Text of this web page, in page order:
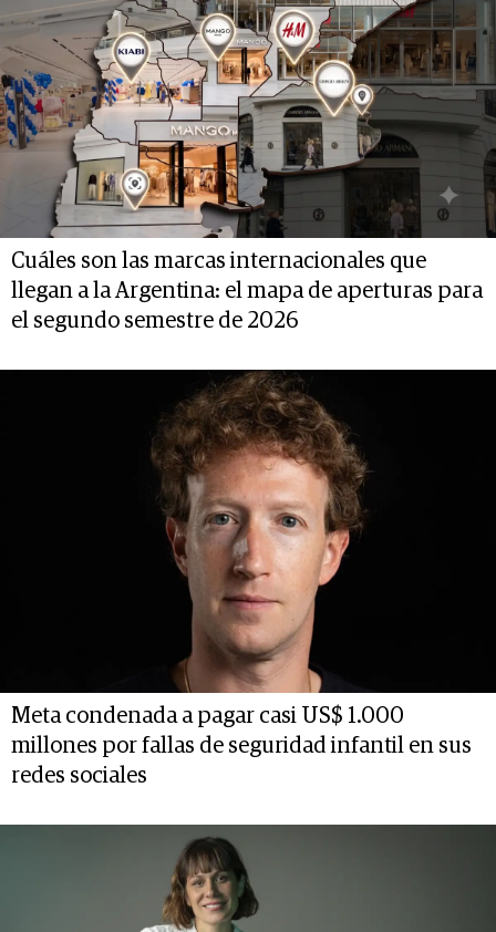
Cuáles son las marcas internacionales que
llegan a la Argentina: el mapa de aperturas para
el segundo semestre de 2026
Meta condenada a pagar casi US$ 1.000
millones por fallas de seguridad infantil en sus
redes sociales